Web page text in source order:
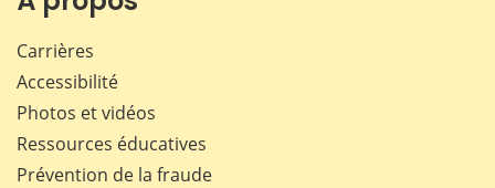
Carrières
Accessibilité
Photos et vidéos
Ressources éducatives
Prévention de la fraude